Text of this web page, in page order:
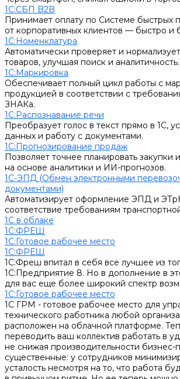
1С:СБП B2B
Принимает оплату по Системе быстрых
от корпоративных клиентов — быстро и
1С:Номенклатура
Автоматически проверяет и
товаров, улучшая поиск и аналитичность.
1С:Маркировка
Обеспечивает полный цикл работы с
продукцией в соответствии с
ЗНАКа.
1С:Распознавание речи
Преобразует голос в текст прямо в 1С,
данных и работу с документами.
1С:Прогнозирование продаж
Позволяет точнее планировать закупки
на основе аналитики и ИИ-прогнозов.
1С-ЭПД (Обмен электронными
документами)
Автоматизирует оформление ЭПД и
соответствие требованиям
1С в облаке
1С:ФРЕШ
1C:Готовое рабочее место
1С:ФРЕШ
1С:Фреш впитал в себя все лучшее из
1С:Предприятие 8. Но в дополнение в
для вас еще более широкий спектр
1C:Готовое рабочее место
1С ГРМ - готовое рабочее место для
технического работника любой
расположен на облачной платформе.
переводить ваш коллектив работать в
не снижая производительности
существенные: у сотрудников
усталость несмотря на то, что работа